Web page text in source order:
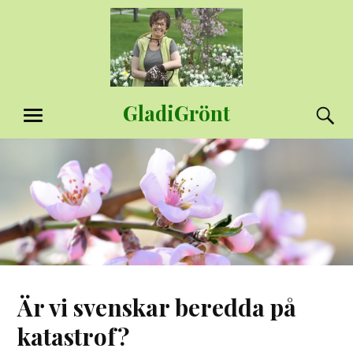
GladiGrönt
MENY
Är vi svenskar beredda på
katastrof?